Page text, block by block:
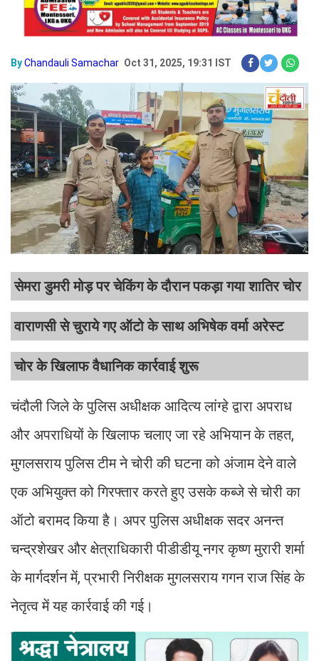
ByChandauli Samachar Oct 31, 2025, 19:31 IST
सेमरा डुमरी मोड़ पर चेकिंग के दौरान पकड़ा गया शातिर चोर
वाराणसी से चुराये गए ऑटो के साथ अभिषेक वर्मा अरेस्ट
चोर के खिलाफ वैधानिक कार्रवाई शुरू
चंदौली जिले के पुलिस अधीक्षक आदित्य लांग्हे द्वारा अपराध
और अपराधियों के खिलाफ चलाए जा रहे अभियान के तहत,
मुगलसराय पुलिस टीम ने चोरी की घटना को अंजाम देने वाले
एक अभियुक्त को गिरफ्तार करते हुए उसके कब्जे से चोरी का
ऑटो बरामद किया है। अपर पुलिस अधीक्षक सदर अनन्त
चन्द्रशेखर और क्षेत्राधिकारी पीडीडीयू नगर कृष्ण मुरारी शर्मा
के मार्गदर्शन में, प्रभारी निरीक्षक मुगलसराय गगन राज सिंह के
नेतृत्व में यह कार्रवाई की गई।